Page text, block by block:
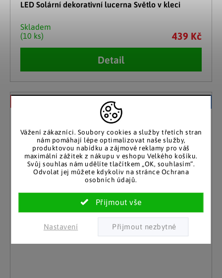
Vážení zákazníci. Soubory cookies a služby třetích stran
nám pomáhají lépe optimalizovat naše služby,
produktovou nabídku a zájmové reklamy pro váš
maximální zážitek z nákupu v eshopu Velkého košíku.
Svůj souhlas nám udělíte tlačítkem „OK, souhlasím“.
Odvolat jej můžete kdykoliv na stránce Ochrana
osobních údajů.
Nastavení
LED Solární dekorativní lucerna Světlo v kleci
Skladem
(10 ks)
439 Kč
Detail